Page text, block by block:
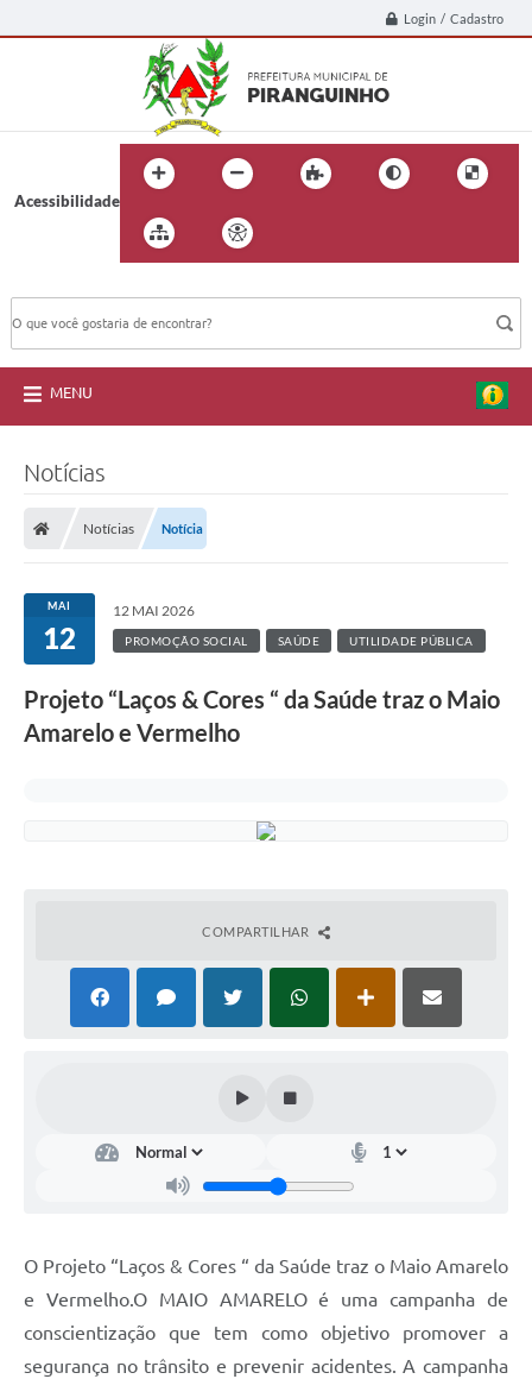
Login / Cadastro
Acessibilidade
MENU
Notícias
Notícias Notícia
MAI
12
12 MAI 2026
PROMOÇÃO SOCIAL SAÚDE UTILIDADE PÚBLICA
Projeto “Laços & Cores “ da Saúde traz o Maio
Amarelo e Vermelho
COMPARTILHAR
O Projeto “Laços & Cores “ da Saúde traz o Maio Amarelo
e Vermelho.O MAIO AMARELO é uma campanha de
conscientização que tem como objetivo promover a
segurança no trânsito e prevenir acidentes. A campanha